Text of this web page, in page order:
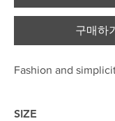
구매하기
Fashion and
SIZE